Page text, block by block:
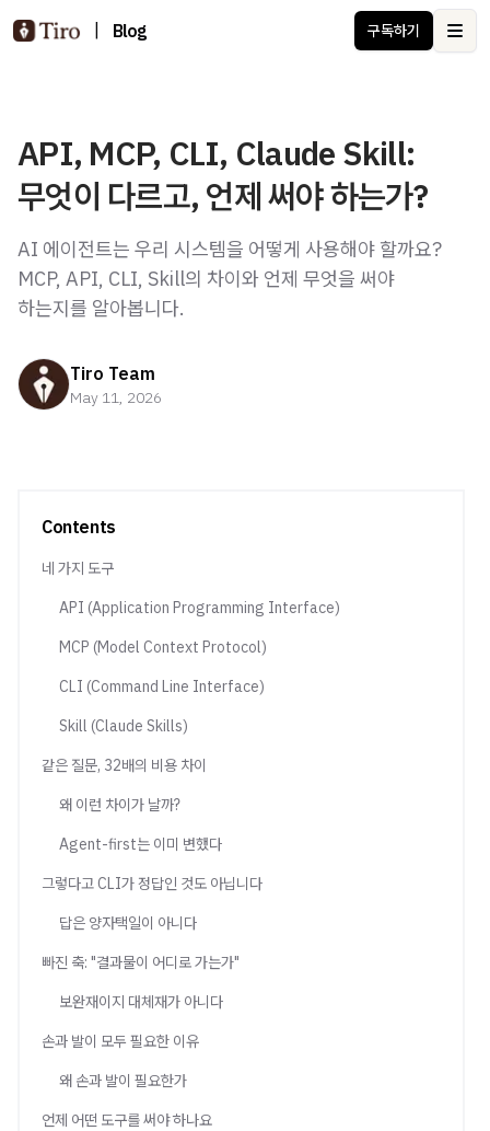
Blog 구독하기
API, MCP, CLI, Claude Skill:
무엇이 다르고, 언제 써야 하는가?
AI 에이전트는 우리 시스템을 어떻게 사용해야 할까요?
MCP, API, CLI, Skill의 차이와 언제 무엇을 써야
하는지를 알아봅니다.
Tiro Team
May 11, 2026
Contents
네 가지 도구
API (Application Programming Interface)
MCP (Model Context Protocol)
CLI (Command Line Interface)
Skill (Claude Skills)
같은 질문, 32배의 비용 차이
왜 이런 차이가 날까?
Agent-first는 이미 변했다
그렇다고 CLI가 정답인 것도 아닙니다
답은 양자택일이 아니다
빠진 축: "결과물이 어디로 가는가"
보완재이지 대체재가 아니다
손과 발이 모두 필요한 이유
왜 손과 발이 필요한가
언제 어떤 도구를 써야 하나요